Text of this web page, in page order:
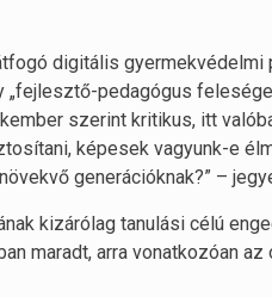
digitális gyermekvédelmi
„fejlesztő-pedagógus
szerint kritikus, itt
képesek vagyunk-e
generációknak?” –
kizárólag tanulási célú
maradt, arra vonatkozóan